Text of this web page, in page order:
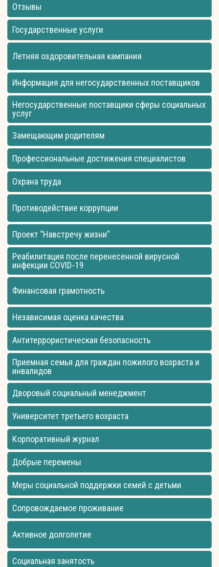
Отзывы
Государственные услуги
Летняя оздоровительная кампания
Информация для негосударственных поставщиков
Негосударственные поставщики сферы социальных
услуг
Замещающим родителям
Профессиональные достижения специалистов
Охрана труда
Противодействие коррупции
Проект “Навстречу жизни”
Реабилитация после перенесенной вирусной
инфекции COVID-19
Финансовая грамотность
Независимая оценка качества
Антитеррористическая безопасность
Приемная семья для граждан пожилого возраста и
инвалидов
Дворовый социальный менеджмент
Университет третьего возраста
Корпоративный журнал
Добрые перемены
Меры социальной поддержки семей с детьми
Сопровождаемое проживание
Активное долголетие
Социальная занятость